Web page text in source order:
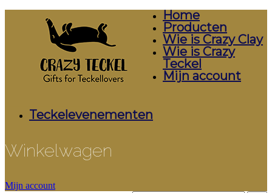
Home
Producten
Wie is Crazy Clay
Wie is Crazy
Teckel
Mijn account
Teckelevenementen
Winkelwagen
Mijn account